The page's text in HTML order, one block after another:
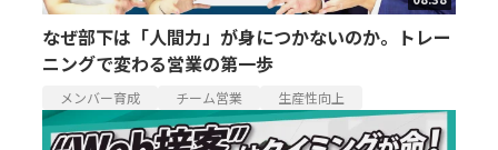
なぜ部下は「人間力」が身につかないのか。トレー
ニングで変わる営業の第一歩
メンバー育成 チーム営業 生産性向上